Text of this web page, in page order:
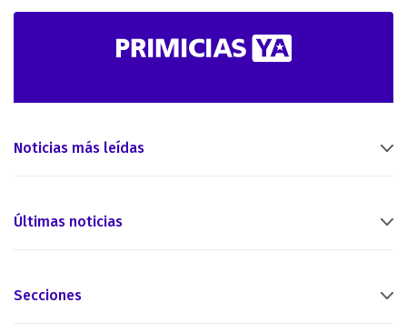
Noticias más leídas
Últimas noticias
Secciones